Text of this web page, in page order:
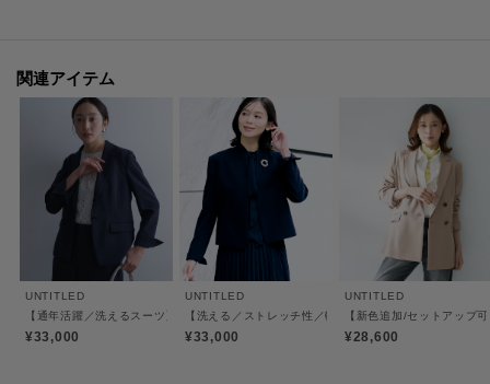
同素材のテーパードパンツ（商品番号：153－65403）、マーメイドスカート
（商品番号：153－75403）とのセットアップです。
ストレッチ性のあるジャージ素材を使用しているので、とても動きやすいジ
ャケットです。
きちんとした印象を保ちつつ、機能性にも富んでいるのでお仕事着におすす
めです。
【仕様】
・裏地なし
関連アイテム
UNTITLED
【通年活躍／洗えるスーツ】テーラードジャケット
¥33,000
UNTITLED
【洗える／ストレッチ性／軽い】ノーカラージャケット
¥33,000
UNTITLED
【新色追加/セットアップ
¥28,600